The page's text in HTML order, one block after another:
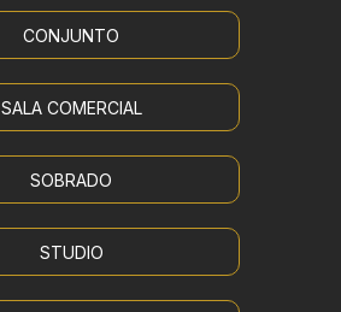
CONJUNTO
SALA COMERCIAL
SOBRADO
STUDIO